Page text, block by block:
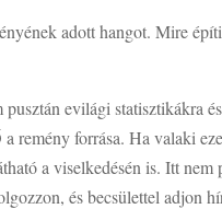
adott hangot. Mire
evilági statisztikákra
remény forrása. Ha valaki
a viselkedésén is. Itt
és becsülettel adjon